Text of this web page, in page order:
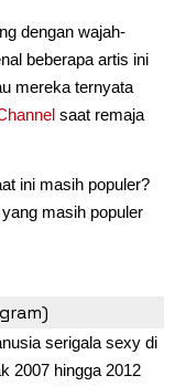
dengan wajah-
beberapa artis ini
mereka ternyata
saat remaja
ini masih populer?
yang masih populer
serigala sexy di
2007 hingga 2012